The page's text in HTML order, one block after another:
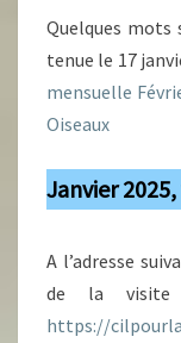
Quelques mots
tenue le 17
mensuelle
Oiseaux
Janvier
A l’adresse
de la
https://